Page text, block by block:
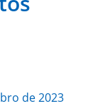
de 2023